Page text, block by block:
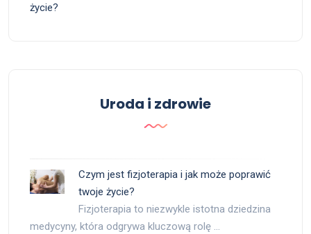
życie?
Uroda i zdrowie
Czym jest fizjoterapia i jak może poprawić
twoje życie?
Fizjoterapia to niezwykle istotna dziedzina
medycyny, która odgrywa kluczową rolę …